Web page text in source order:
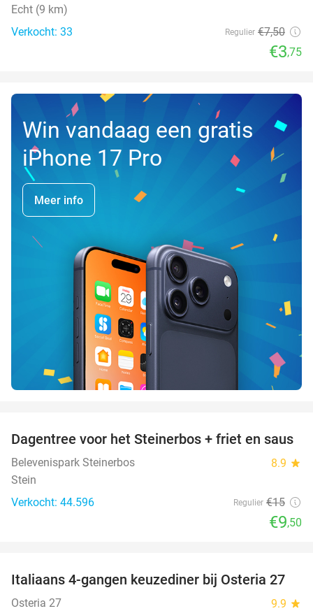
Echt (9 km)
Verkocht: 33
Regulier €7,50
€3,75
Win vandaag een gratis
iPhone 17 Pro
Meer info
37%
Dagentree voor het Steinerbos + friet en saus
Belevenispark Steinerbos 8.9 star
Stein
Verkocht: 44.596
Regulier €15
€9,50
41%
Italiaans 4-gangen keuzediner bij Osteria 27
Osteria 27 9.9 star